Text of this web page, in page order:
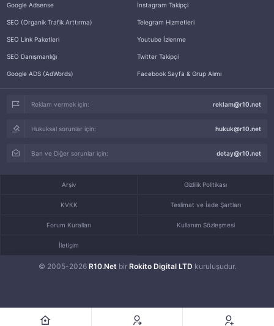
Google Adsense
SEO (Organik Trafik Arttırma)
SEO Link Paketleri
SEO Danışmanlığı
Google ADS (AdWords)
İnstagram Takipçi
Telegram Hizmetleri
Youtube İzlenme
Twitter Takipçi
Facebook Sayfa & Grup Alımı
Reklam vermek için: reklam@r10.net
Hukuksal sorunlar için: hukuk@r10.net
Ban ve Diğer sorunlar için: detay@r10.net
© 2005-2026 R10.Net bir Rokito Digital LTD kuruluşudur.
Arşiv Gizlilik Politikası
KVKK Teslimat ve İade Şartları
Forum Kuralları Kullanım Sözleşmesi
İletişim